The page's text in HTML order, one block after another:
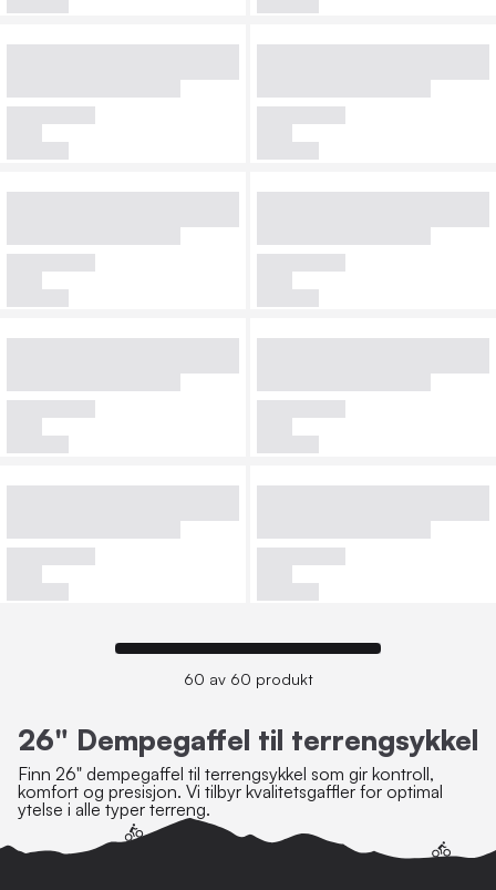
60 av 60 produkt
26" Dempegaffel til terrengsykkel
Finn 26" dempegaffel til terrengsykkel som gir kontroll,
komfort og presisjon. Vi tilbyr kvalitetsgaffler for optimal
ytelse i alle typer terreng.